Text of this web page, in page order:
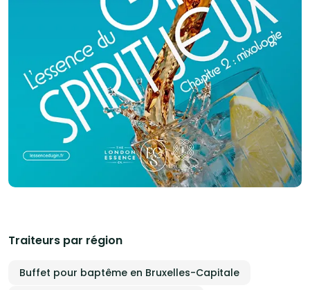
publics et les disciplines se croisent. Le bénéfice généré par votre
commande nous permet de financer partiellement nos activités
culturelles et citoyennes et de pérenniser notre projet. Merci !
Traiteurs par région
Buffet pour baptême en Bruxelles-Capitale